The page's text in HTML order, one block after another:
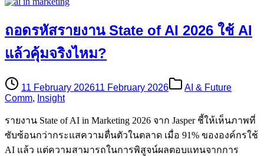
ถอดรหัสรายงาน State of AI 2026 ใช้ AI
แล้วคุ้มจริงไหม?
11 February 202611 February 2026
AI & Future
Comm, Insight
รายงาน State of AI in Marketing 2026 จาก Jasper ชี้ให้เห็นภาพที่
ซับซ้อนกว่ากระแสความตื่นตัวในตลาด เมื่อ 91% ขององค์กรใช้
AI แล้ว แต่ความสามารถในการพิสูจน์ผลตอบแทนจากการ